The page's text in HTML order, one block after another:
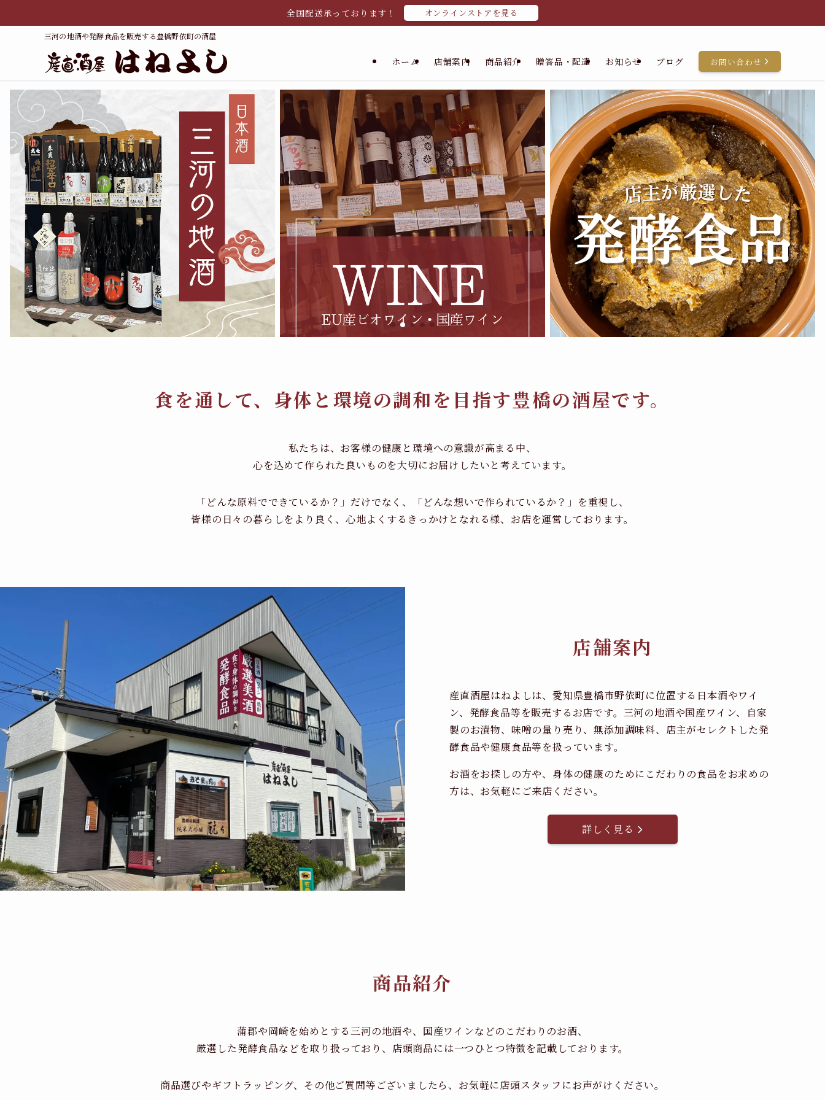
全国配送承っております！ オンラインストアを見る
三河の地酒や発酵食品を販売する豊橋野依町の酒屋
ホーム 店舗案内 商品紹介 贈答品・配達 お知らせ ブログ お問い合わせ
食を通して、身体と環境の調和を目指す豊橋の酒屋です。
私たちは、お客様の健康と環境への意識が高まる中、
心を込めて作られた良いものを大切にお届けしたいと考えています。
「どんな原料でできているか？」だけでなく、「どんな想いで作られているか？」を重視し、
皆様の日々の暮らしをより良く、心地よくするきっかけとなれる様、お店を運営しております。
店舗案内
産直酒屋はねよしは、愛知県豊橋市野依町に位置する日本酒やワイ
ン、発酵食品等を販売するお店です。三河の地酒や国産ワイン、自家
製のお漬物、味噌の量り売り、無添加調味料、店主がセレクトした発
酵食品や健康食品等を扱っています。
お酒をお探しの方や、身体の健康のためにこだわりの食品をお求めの
方は、お気軽にご来店ください。
詳しく見る
商品紹介
蒲郡や岡崎を始めとする三河の地酒や、国産ワインなどのこだわりのお酒、
厳選した発酵食品などを取り扱っており、店頭商品には一つひとつ特徴を記載しております。
商品選びやギフトラッピング、その他ご質問等ございましたら、お気軽に店頭スタッフにお声がけください。